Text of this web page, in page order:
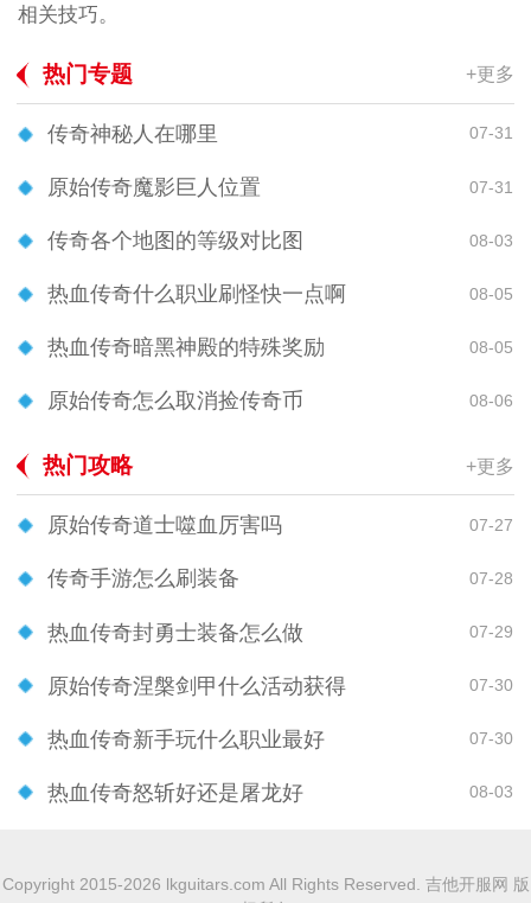
相关技巧。
热门专题 +更多
传奇神秘人在哪里 07-31
原始传奇魔影巨人位置 07-31
传奇各个地图的等级对比图 08-03
热血传奇什么职业刷怪快一点啊 08-05
热血传奇暗黑神殿的特殊奖励 08-05
原始传奇怎么取消捡传奇币 08-06
热门攻略 +更多
原始传奇道士噬血厉害吗 07-27
传奇手游怎么刷装备 07-28
热血传奇封勇士装备怎么做 07-29
原始传奇涅槃剑甲什么活动获得 07-30
热血传奇新手玩什么职业最好 07-30
热血传奇怒斩好还是屠龙好 08-03
Copyright 2015-2026 lkguitars.com All Rights Reserved. 吉他开服网 版